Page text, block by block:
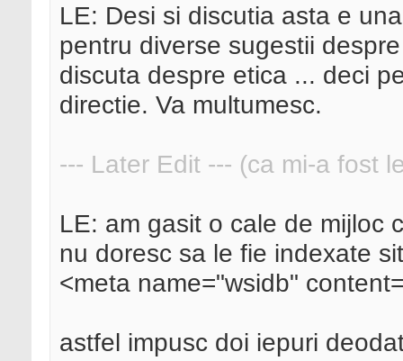
LE: Desi si discutia asta e
pentru diverse sugestii
discuta despre etica ... deci
directie. Va multumesc.
--- Later Edit --- (ca mi-a fost
LE: am gasit o cale de mijloc
nu doresc sa le fie indexate
<meta name="wsidb"
astfel impusc doi iepuri